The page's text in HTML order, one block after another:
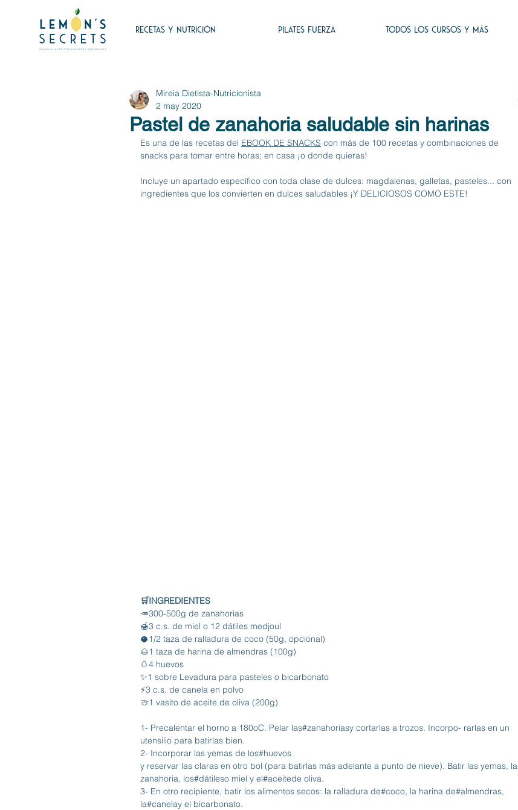
RECETAS Y NUTRICIÓN PILATES FUERZA TODOS LOS CURSOS Y MÁS
Pastel de zanahoria saludable sin harinas
Mireia Dietista-Nutricionista
2 may 2020
Es una de las recetas del EBOOK DE SNACKS con más de 100 recetas y combinaciones de
snacks para tomar entre horas; en casa ¡o donde quieras!
Incluye un apartado específico con toda clase de dulces: magdalenas, galletas, pasteles... con
ingredientes que los convierten en dulces saludables ¡Y DELICIOSOS COMO ESTE!
🛒INGREDIENTES
🥕300-500g de zanahorias
🍯3 c.s. de miel o 12 dátiles medjoul
🥥1/2 taza de ralladura de coco (50g, opcional)
🌰1 taza de harina de almendras (100g)
🥚4 huevos
✨1 sobre Levadura para pasteles o bicarbonato
⚡️3 c.s. de canela en polvo
🍈1 vasito de aceite de oliva (200g)
1️- Precalentar el horno a 180oC. Pelar las#zanahoriasy cortarlas a trozos. Incorpo- rarlas en un
utensilio para batirlas bien.
2️- Incorporar las yemas de los#huevos
y reservar las claras en otro bol (para batirlas más adelante a punto de nieve). Batir las yemas, la
zanahoria, los#dátileso miel y el#aceitede oliva.
3️- En otro recipiente, batir los alimentos secos: la ralladura de#coco, la harina de#almendras,
la#canelay el bicarbonato.